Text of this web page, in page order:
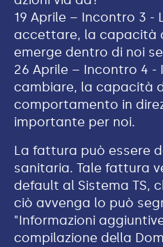
19 Aprile – Incontro 3 -
accettare, la capacità
emerge dentro di noi
26 Aprile – Incontro 4 -
cambiare, la capacità
comportamento in
importante per noi.
La fattura può essere
sanitaria. Tale fattura
default al Sistema TS,
ciò avvenga lo può
"Informazioni
compilazione della